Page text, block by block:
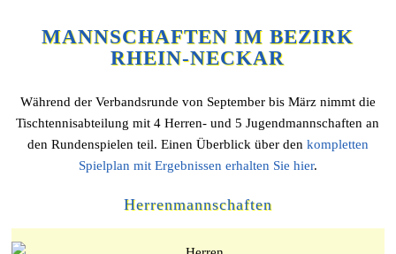
MANNSCHAFTEN IM BEZIRK
RHEIN-NECKAR
Während der Verbandsrunde von September bis März nimmt die
Tischtennisabteilung mit 4 Herren- und 5 Jugendmannschaften an
den Rundenspielen teil. Einen Überblick über den kompletten
Spielplan mit Ergebnissen erhalten Sie hier.
Herrenmannschaften